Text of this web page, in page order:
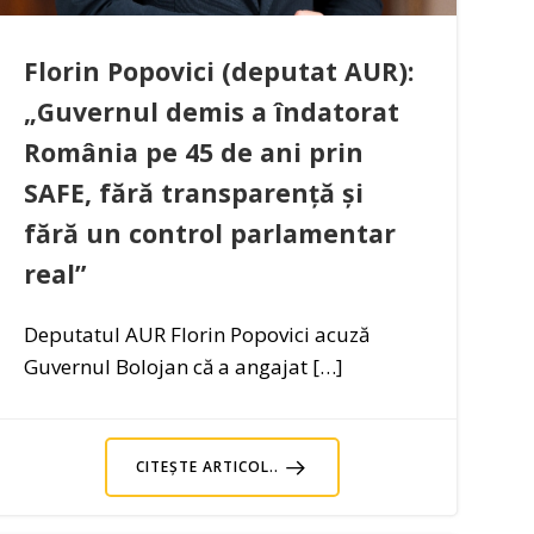
Florin Popovici (deputat AUR):
„Guvernul demis a îndatorat
România pe 45 de ani prin
SAFE, fără transparență și
fără un control parlamentar
real”
Deputatul AUR Florin Popovici acuză
Guvernul Bolojan că a angajat […]
CITEȘTE ARTICOL..